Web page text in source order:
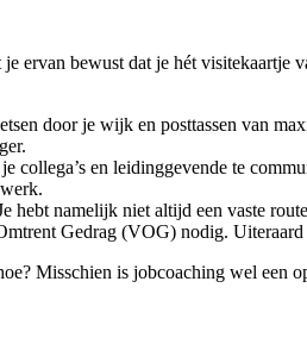
ervan bewust dat je hét
door je wijk en posttassen van
collega’s en leidinggevende te
hebt namelijk niet altijd een vaste
Gedrag (VOG) nodig.
Misschien is jobcoaching wel een